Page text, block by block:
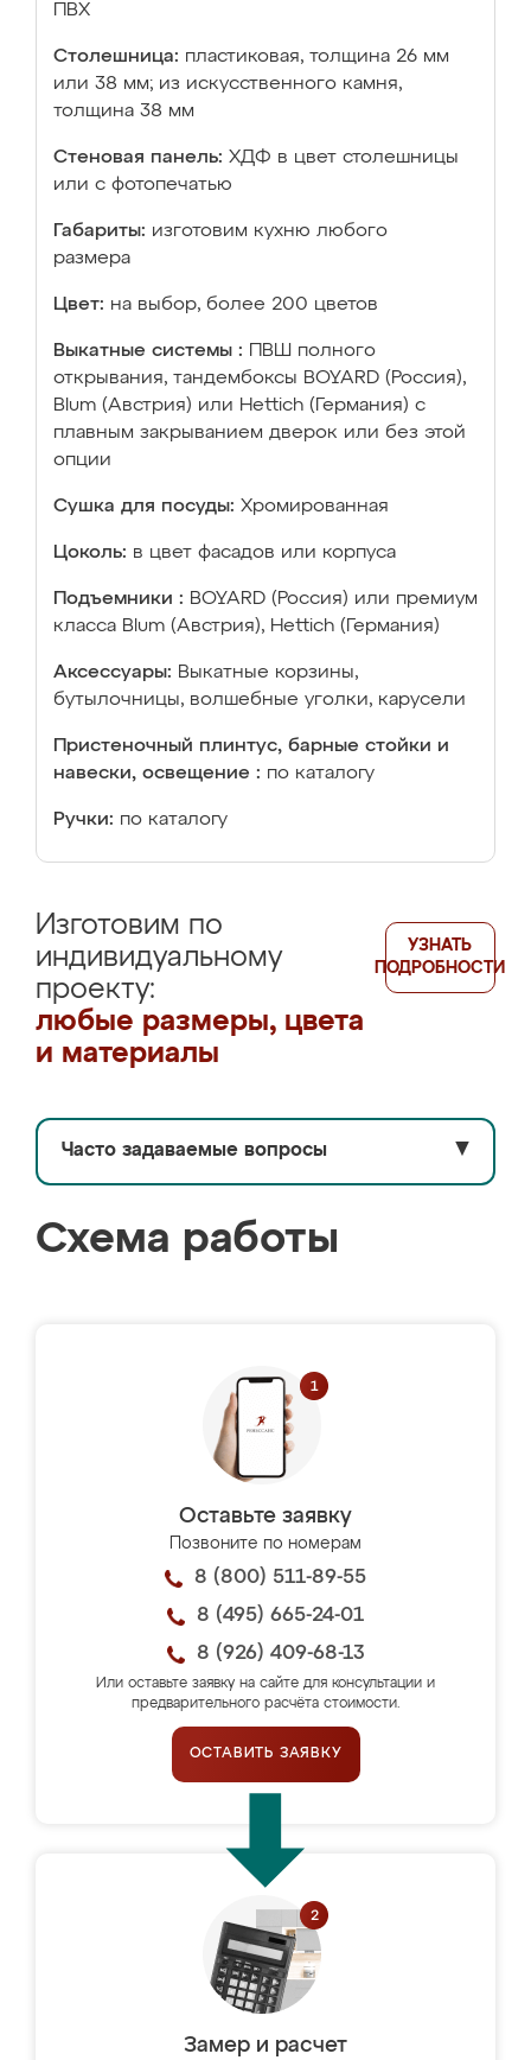
ПВХ
Столешница: пластиковая, толщина 26 мм
или 38 мм; из искусственного камня,
толщина 38 мм
Стеновая панель: ХДФ в цвет столешницы
или с фотопечатью
Габариты: изготовим кухню любого
размера
Цвет: на выбор, более 200 цветов
Выкатные системы :
ПВШ полного
открывания, тандембоксы BOYARD (Россия),
Blum (Австрия) или Hettich (Германия) с
плавным закрыванием дверок или без этой
опции
Сушка для посуды: Хромированная
Цоколь: в цвет фасадов или корпуса
Подъемники : BOYARD (Россия) или премиум
класса Blum (Австрия), Hettich (Германия)
Аксессуары: Выкатные корзины,
бутылочницы, волшебные уголки, карусели
Пристеночный плинтус, барные стойки и
навески, освещение : по каталогу
Ручки: по каталогу
Изготовим по
индивидуальному
проекту:
любые размеры, цвета
и материалы
УЗНАТЬ
ПОДРОБНОСТИ
Часто задаваемые вопросы ▼
Схема работы
Оставьте заявку
Позвоните по номерам
8 (800) 511-89-55
8 (495) 665-24-01
8 (926) 409-68-13
Или оставьте заявку на сайте для консультации и
предварительного расчёта стоимости.
ОСТАВИТЬ ЗАЯВКУ
Замер и расчет